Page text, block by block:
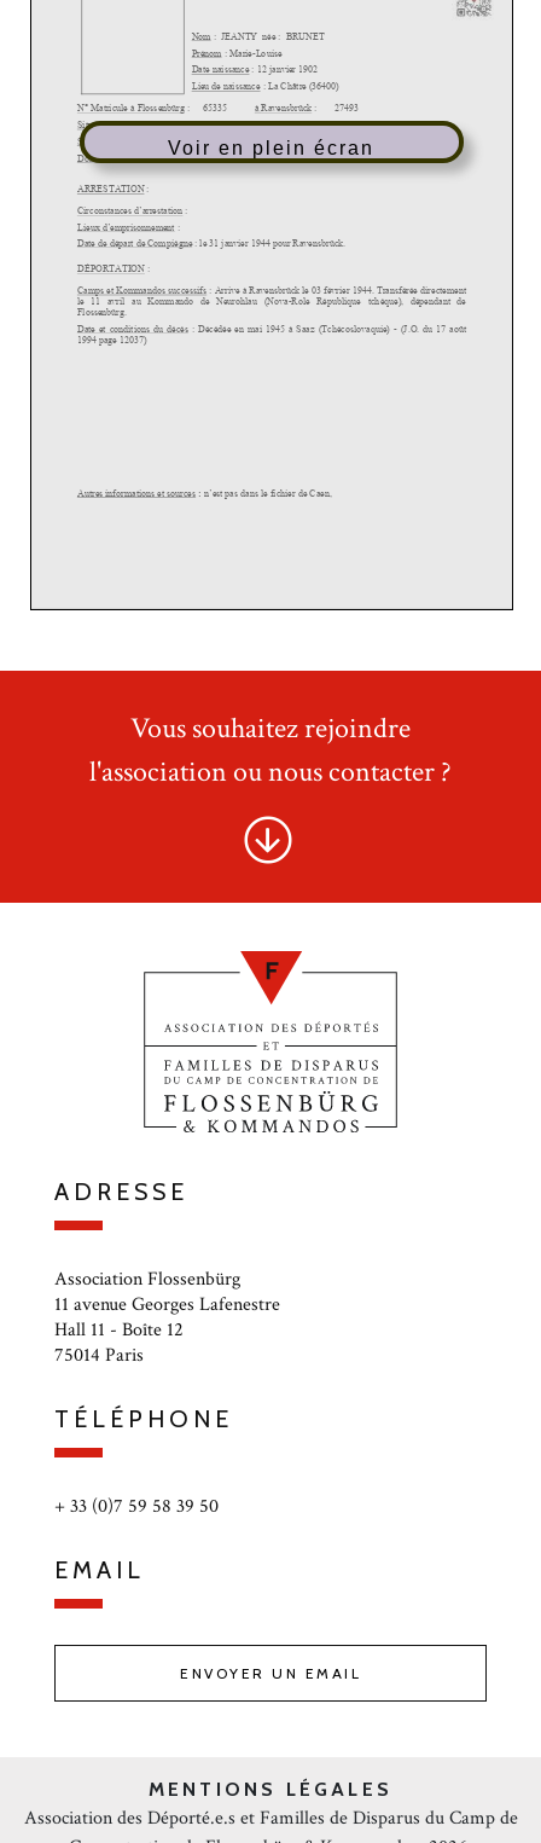
Voir en plein écran
Vous souhaitez rejoindre
l'association ou nous contacter ?
ADRESSE
Association Flossenbürg
11 avenue Georges Lafenestre
Hall 11 - Boîte 12
75014 Paris
TÉLÉPHONE
+ 33 (0)7 59 58 39 50
EMAIL
ENVOYER UN EMAIL
MENTIONS LÉGALES
Association des Déporté.e.s et Familles de Disparus du Camp de